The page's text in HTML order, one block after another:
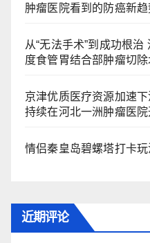
肿瘤医院看到的防癌新趋
从“无法手术”到成功根
度食管胃结合部肿瘤切除
京津优质医疗资源加速
持续在河北一洲肿瘤医
情侣秦皇岛碧螺塔打卡玩
近期评论